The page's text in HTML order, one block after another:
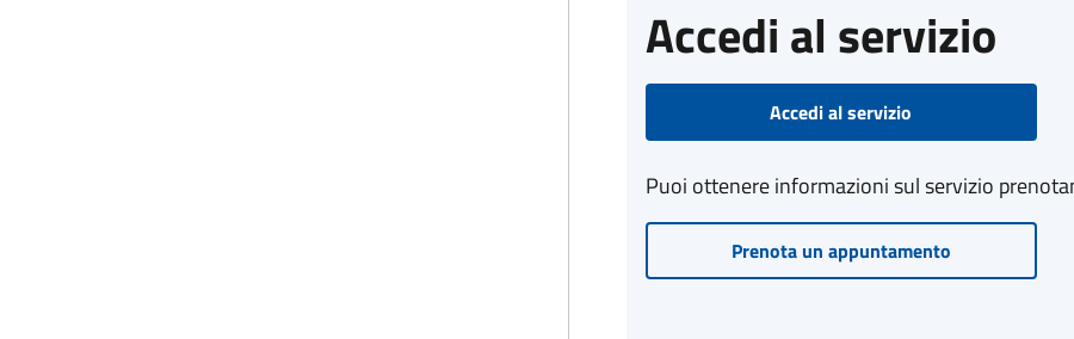
Accedi al servizio
Accedi al servizio
Puoi ottenere informazioni sul servizio
Prenota un appuntamento